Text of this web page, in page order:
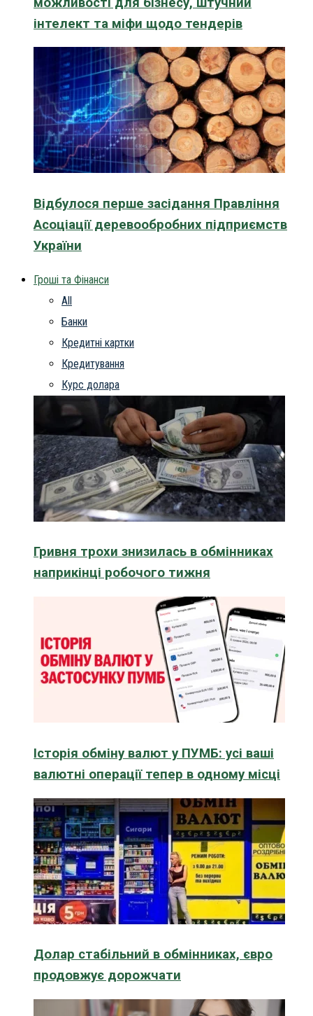
інтелект та міфи щодо тендерів
Відбулося перше засідання Правління
Асоціації деревообробних підприємств
України
Гроші та Фінанси
All
Банки
Кредитні картки
Кредитування
Курс долара
Гривня трохи знизилась в обмінниках
наприкінці робочого тижня
Історія обміну валют у ПУМБ: усі ваші
валютні операції тепер в одному місці
Долар стабільний в обмінниках, євро
продовжує дорожчати